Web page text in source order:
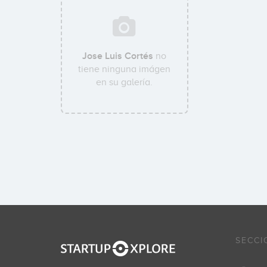
Jose Luis Cortés no
tiene ninguna imágen
en su galería.